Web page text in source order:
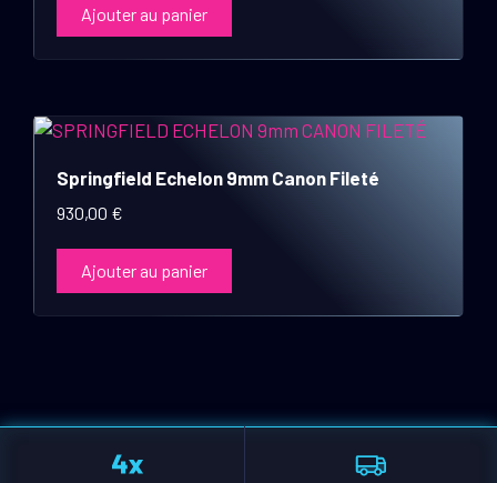
Ajouter au panier
Springfield Echelon 9mm Canon Fileté
930,00 €
Ajouter au panier